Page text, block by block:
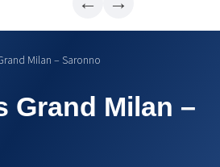
Milan – Saronno
Grand Milan –